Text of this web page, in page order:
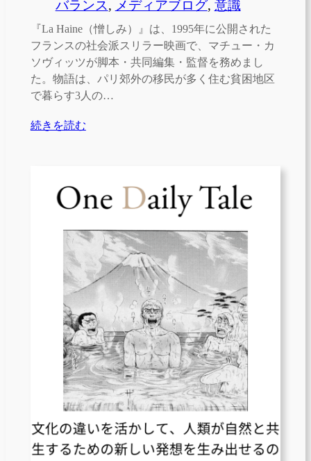
バランス, メディアブログ, 意識
『La Haine（憎しみ）』は、1995年に公開された
フランスの社会派スリラー映画で、マチュー・カ
ソヴィッツが脚本・共同編集・監督を務めまし
た。物語は、パリ郊外の移民が多く住む貧困地区
で暮らす3人の…
続きを読む